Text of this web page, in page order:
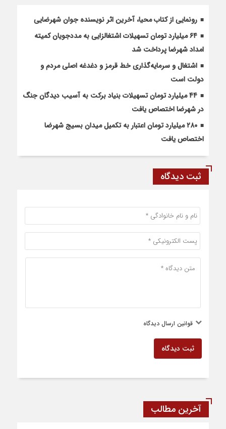
رونمایی از کتاب محیا، آخرین اثر نویسنده جوان شهرضایی
۶۴ میلیارد تومان تسهیلات اشتغالزایی به مددجویان کمیته
امداد شهرضا پرداخت شد
اشتغال و سرمایه‌گذاری خط قرمز و دغدغه اصلی مردم و
دولت است
۴۴ میلیارد تومان تسهیلات بنیاد برکت به آسیب دیدگان جنگ
در شهرضا اختصاص یافت
۲۸۰ میلیارد تومان اعتبار به تکمیل میدان بسیج شهرضا
اختصاص یافت
ثبت دیدگاه
قوانین ارسال دیدگاه
ثبت دیدگاه
آخرین مطالب